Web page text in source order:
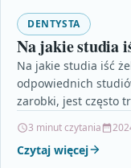
DENTYSTA
Na jakie studia
Na jakie studia iść
odpowiednich
zarobki, jest często
3 minut czytania
Czytaj więcej